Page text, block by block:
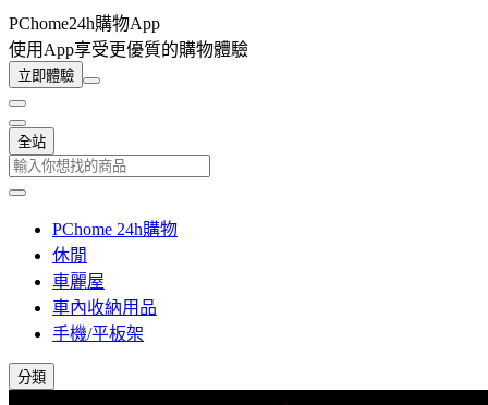
PChome24h購物App
使用App享受更優質的購物體驗
立即體驗
全站
PChome 24h購物
休閒
車麗屋
車內收納用品
手機/平板架
分類